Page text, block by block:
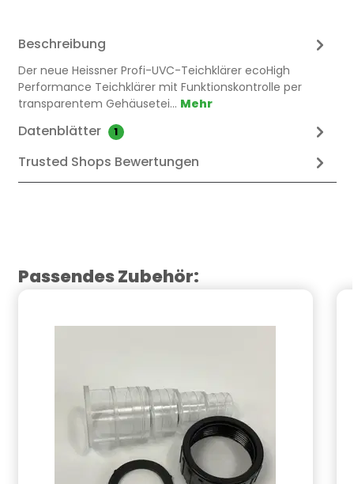
Beschreibung
​Der neue Heissner Profi-UVC-Teichklärer ecoHigh
Performance Teichklärer mit Funktionskontrolle per
transparentem Gehäusetei… Mehr
Datenblätter 1
Trusted Shops Bewertungen
Produktgalerie überspringen
Passendes Zubehör: